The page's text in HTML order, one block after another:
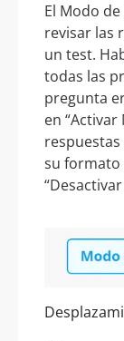
El Modo
revisar las
un test.
todas las
pregunta
en
su formato